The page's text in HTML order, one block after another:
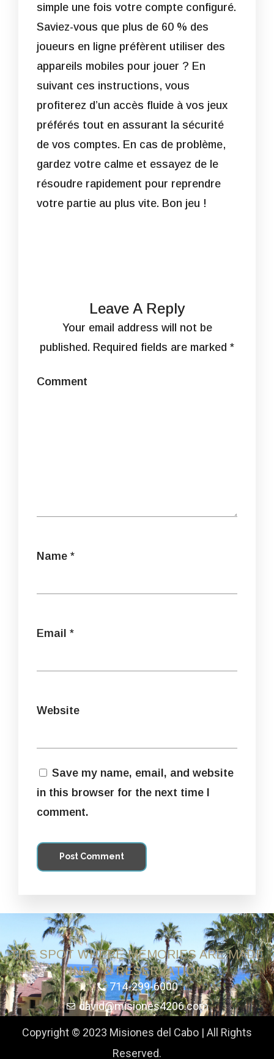
simple une fois votre compte configuré.
Saviez-vous que plus de 60 % des
joueurs en ligne préfèrent utiliser des
appareils mobiles pour jouer ? En
suivant ces instructions, vous
profiterez d’un accès fluide à vos jeux
préférés tout en assurant la sécurité
de vos comptes. En cas de problème,
gardez votre calme et essayez de le
résoudre rapidement pour reprendre
votre partie au plus vite. Bon jeu !
Leave A Reply
Your email address will not be
published. Required fields are marked *
Comment
Name *
Email *
Website
Save my name, email, and website
in this browser for the next time I
comment.
THE SPOT WHERE MEMORIES ARE MADE
INFO & RESERVATION
714-299-6000
david@misiones4206.com
Copyright © 2023 Misiones del Cabo | All Rights
Reserved.